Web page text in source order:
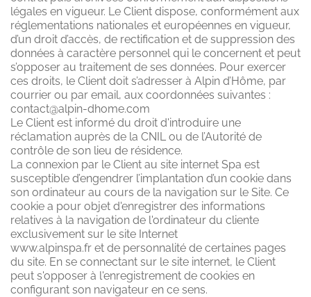
légales en vigueur. Le Client dispose, conformément aux
réglementations nationales et européennes en vigueur,
d’un droit d’accès, de rectification et de suppression des
données à caractère personnel qui le concernent et peut
s’opposer au traitement de ses données. Pour exercer
ces droits, le Client doit s’adresser à Alpin d’Hôme, par
courrier ou par email, aux coordonnées suivantes :
contact@alpin-dhome.com
Le Client est informé du droit d'introduire une
réclamation auprès de la CNIL ou de l’Autorité de
contrôle de son lieu de résidence.
La connexion par le Client au site internet Spa est
susceptible d’engendrer l’implantation d’un cookie dans
son ordinateur au cours de la navigation sur le Site. Ce
cookie a pour objet d'enregistrer des informations
relatives à la navigation de l'ordinateur du cliente
exclusivement sur le site Internet
www.alpinspa.fr et de personnalité de certaines pages
du site. En se connectant sur le site internet, le Client
peut s'opposer à l'enregistrement de cookies en
configurant son navigateur en ce sens.